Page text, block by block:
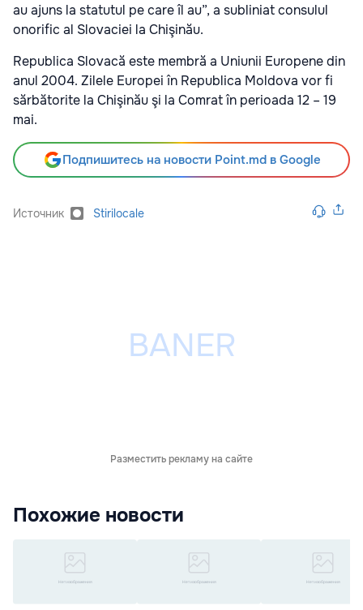
au ajuns la statutul pe care îl au”, a subliniat consulul
onorific al Slovaciei la Chişinău.
Republica Slovacă este membră a Uniunii Europene din
anul 2004. Zilele Europei în Republica Moldova vor fi
sărbătorite la Chişinău şi la Comrat în perioada 12 – 19
mai.
Подпишитесь на новости Point.md в Google
Источник Stirilocale
Разместить рекламу на сайте
Похожие новости